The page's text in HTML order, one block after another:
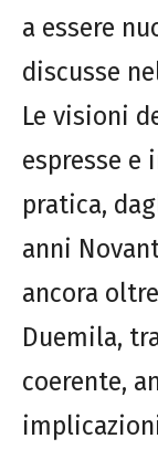
a essere
discusse
Le visioni
espresse
pratica,
anni
ancora
Duemila,
coerente,